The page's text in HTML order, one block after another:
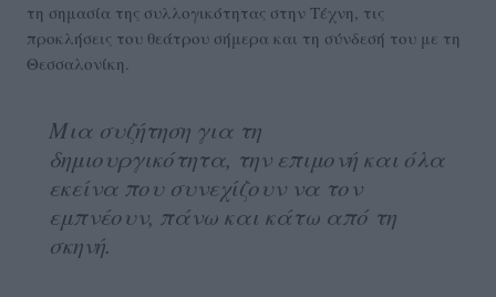
τη σημασία της συλλογικότητας στην Τέχνη, τις
προκλήσεις του θεάτρου σήμερα και τη σύνδεσή του με τη
Θεσσαλονίκη.
Μια συζήτηση για τη
δημιουργικότητα, την επιμονή και όλα
εκείνα που συνεχίζουν να τον
εμπνέουν, πάνω και κάτω από τη
σκηνή.